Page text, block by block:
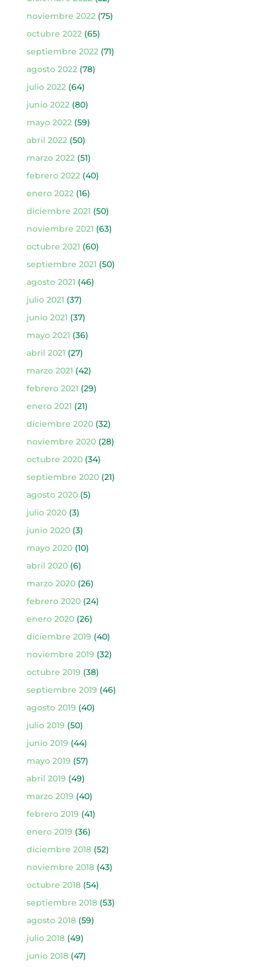
noviembre 2022(75)
octubre 2022(65)
septiembre 2022(71)
agosto 2022(78)
julio 2022(64)
junio 2022(80)
mayo 2022(59)
abril 2022(50)
marzo 2022(51)
febrero 2022(40)
enero 2022(16)
diciembre 2021 (50)
noviembre 2021 (63)
octubre 2021 (60)
septiembre 2021 (50)
agosto 2021 (46)
julio 2021 (37)
junio 2021 (37)
mayo 2021 (36)
abril 2021 (27)
marzo 2021 (42)
febrero 2021 (29)
enero 2021 (21)
diciembre 2020(32)
noviembre 2020(28)
octubre 2020(34)
septiembre 2020(21)
agosto 2020(5)
julio 2020(3)
junio 2020(3)
mayo 2020(10)
abril 2020(6)
marzo 2020(26)
febrero 2020(24)
enero 2020(26)
diciembre 2019 (40)
noviembre 2019 (32)
octubre 2019 (38)
septiembre 2019 (46)
agosto 2019 (40)
julio 2019 (50)
junio 2019 (44)
mayo 2019 (57)
abril 2019 (49)
marzo 2019 (40)
febrero 2019 (41)
enero 2019 (36)
diciembre 2018(52)
noviembre 2018(43)
octubre 2018(54)
septiembre 2018(53)
agosto 2018(59)
julio 2018(49)
junio 2018(47)